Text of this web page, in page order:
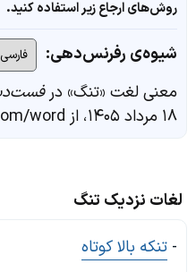
روش‌های ارجاع زیر استفاده کنید.
شیوه‌ی رفرنس‌دهی:
معنی لغت «تنگ» در
۱۸ مرداد ۱۴۰۵، از https://fastdic.com/word/تنگ
لغات نزدیک تنگ
- تنکه بالا کوتاه